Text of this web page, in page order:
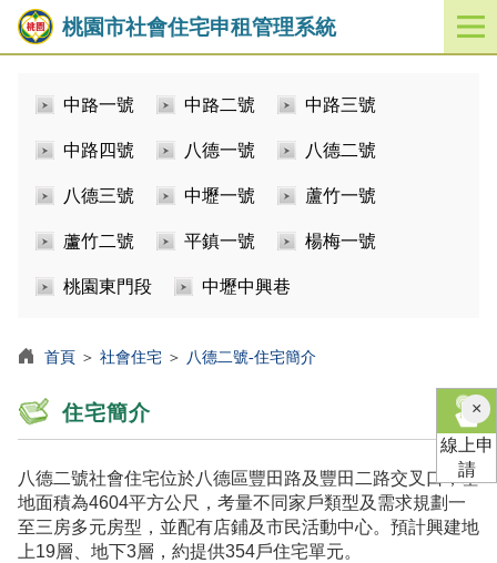
桃園市社會住宅申租管理系統
開
啟
中路一號 中路二號 中路三號
中路四號 八德一號 八德二號
八德三號 中壢一號 蘆竹一號
蘆竹二號 平鎮一號 楊梅一號
桃園東門段 中壢中興巷
首頁 ＞ 社會住宅 ＞ 八德二號-住宅簡介
住宅簡介
八德二號社會住宅位於八德區豐田路及豐田二路交叉口，基
地面積為4604平方公尺，考量不同家戶類型及需求規劃一
至三房多元房型，並配有店鋪及市民活動中心。預計興建地
上19層、地下3層，約提供354戶住宅單元。
×關
閉
線上申
請